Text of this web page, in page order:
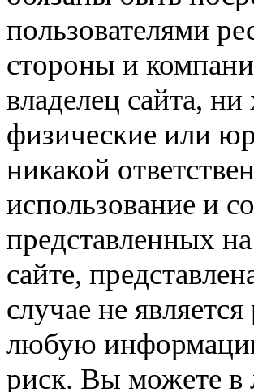
пользователями
стороны и
владелец сайта,
физические или
никакой
использование и
представленных
сайте,
случае не
любую
риск. Вы можете в